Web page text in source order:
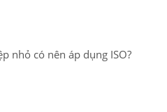
nhỏ có nên áp dụng ISO?